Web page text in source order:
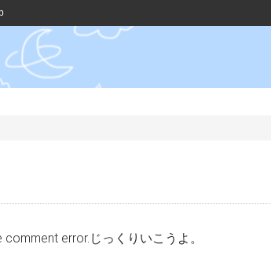
error.じっくりいこうよ。